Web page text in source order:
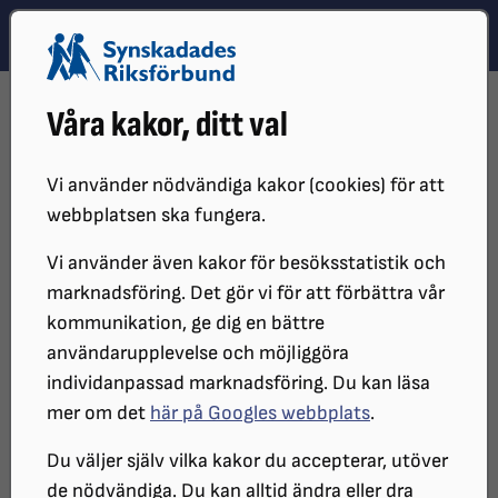
Våra kakor, ditt val
Vi använder nödvändiga kakor (cookies) för att
webbplatsen ska fungera.
Vi använder även kakor för besöksstatistik och
marknadsföring. Det gör vi för att förbättra vår
kommunikation, ge dig en bättre
användarupplevelse och möjliggöra
individanpassad marknadsföring. Du kan läsa
mer om det här på Googles webbplats.
Du väljer själv vilka kakor du accepterar, utöver
de nödvändiga. Du kan alltid ändra eller dra
Hoppa till innehåll
Hoppa till hitta snabbt
DISTRIKT
SRF ÖSTERGÖTLAND
Välkommen till SRF